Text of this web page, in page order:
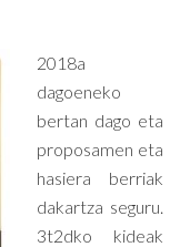
2018a
dagoeneko
bertan dago eta
proposamen eta
hasiera berriak
dakartza seguru.
3t2dko kideak